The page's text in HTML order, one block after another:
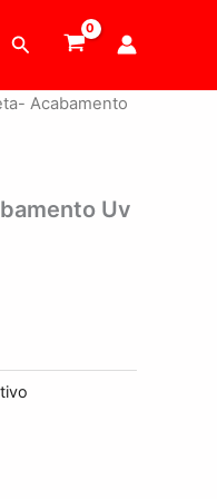
Pesquisar
Acabamento
Uv